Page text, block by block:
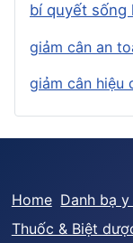
bí quyết sống
giảm cân an
giảm cân hiệu
Home Danh bạ
Thuốc & Biệt